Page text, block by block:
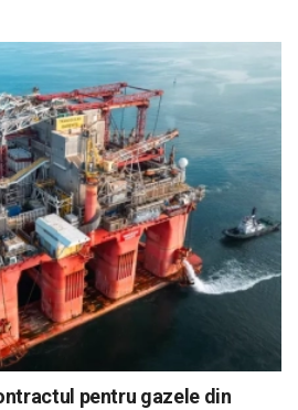
pentru gazele din